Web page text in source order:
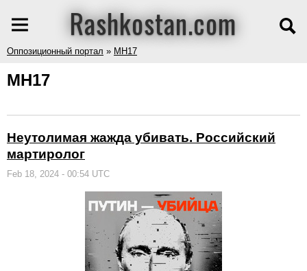
Rashkostan.com
Оппозиционный портал » MH17
MH17
Неутолимая жажда убивать. Российский
мартиролог
Feb 18, 2024 - 00:54 UTC